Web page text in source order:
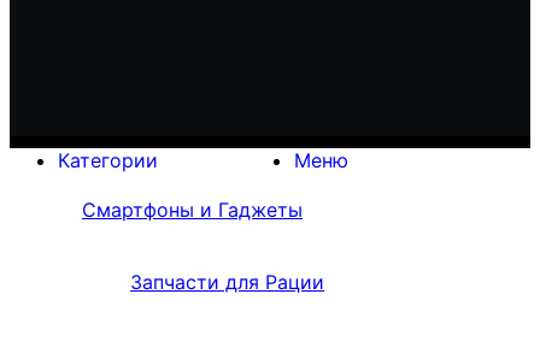
Меню
Категории
Смартфоны и Гаджеты
Запчасти для Рации